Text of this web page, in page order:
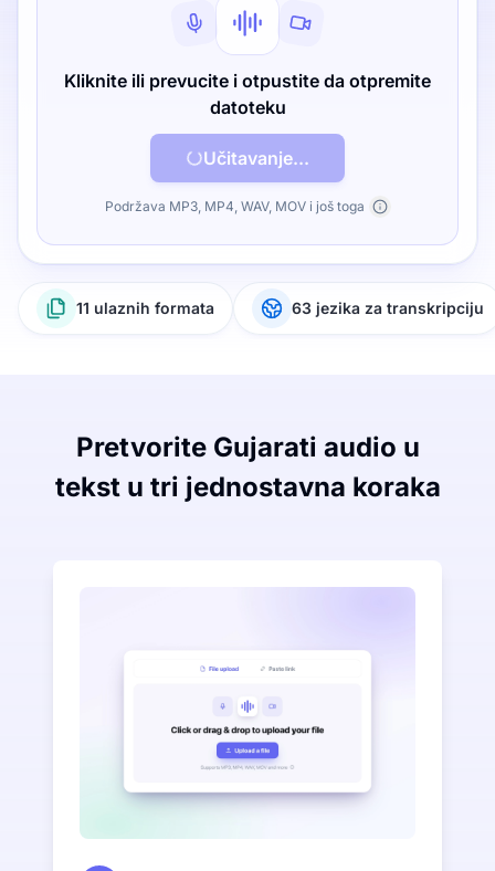
Kliknite ili prevucite i otpustite da otpremite
datoteku
Učitavanje...
Podržava MP3, MP4, WAV, MOV i još toga
11 ulaznih formata 63 jezika za transkripciju
Pretvorite Gujarati audio u
tekst u tri jednostavna koraka